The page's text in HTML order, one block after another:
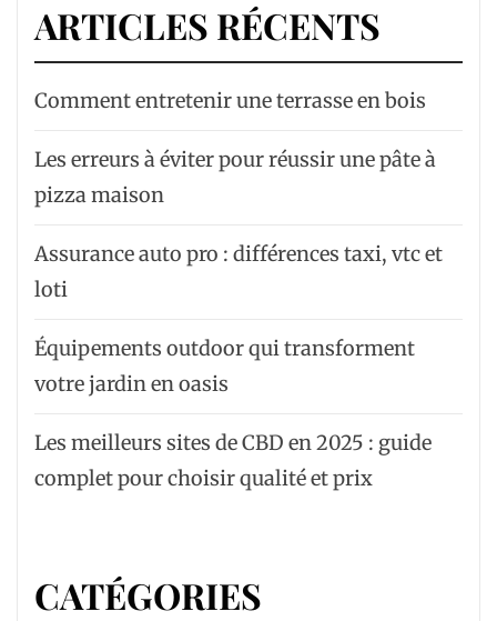
ARTICLES RÉCENTS
Comment entretenir une terrasse en bois
Les erreurs à éviter pour réussir une pâte à
pizza maison
Assurance auto pro : différences taxi, vtc et
loti
Équipements outdoor qui transforment
votre jardin en oasis
Les meilleurs sites de CBD en 2025 : guide
complet pour choisir qualité et prix
CATÉGORIES